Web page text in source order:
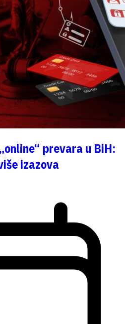
prevara u BiH:
izazova